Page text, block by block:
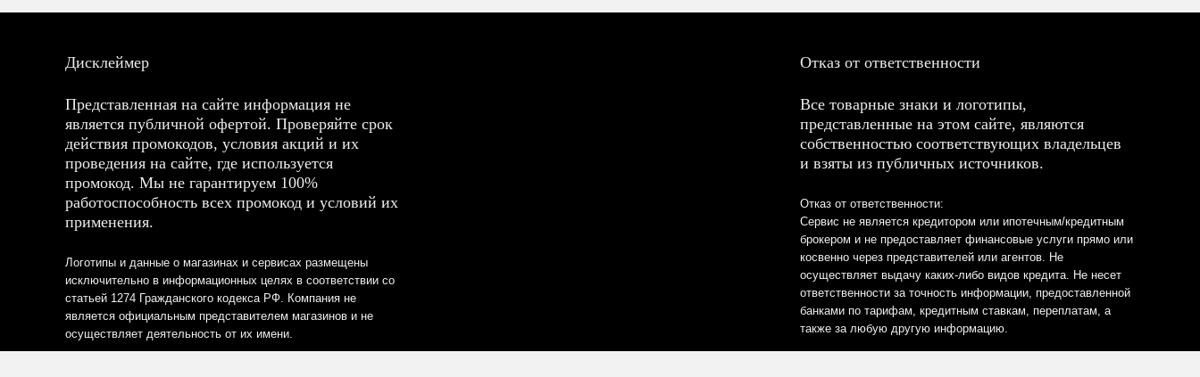
Дисклеймер
Представленная на сайте информация не
является публичной офертой. Проверяйте срок
действия промокодов, условия акций и их
проведения на сайте, где используется
промокод. Мы не гарантируем 100%
работоспособность всех промокод и условий их
применения.
Логотипы и данные о магазинах и сервисах размещены
исключительно в информационных целях в соответствии со
статьей 1274 Гражданского кодекса РФ. Компания не
является официальным представителем магазинов и не
осуществляет деятельность от их имени.
Отказ от ответственности
Все товарные знаки и логотипы,
представленные на этом сайте, являются
собственностью соответствующих владельцев
и взяты из публичных источников.
Отказ от ответственности:
Сервис не является кредитором или ипотечным/кредитным
брокером и не предоставляет финансовые услуги прямо или
косвенно через представителей или агентов. Не
осуществляет выдачу каких-либо видов кредита. Не несет
ответственности за точность информации, предоставленной
банками по тарифам, кредитным ставкам, переплатам, а
также за любую другую информацию.